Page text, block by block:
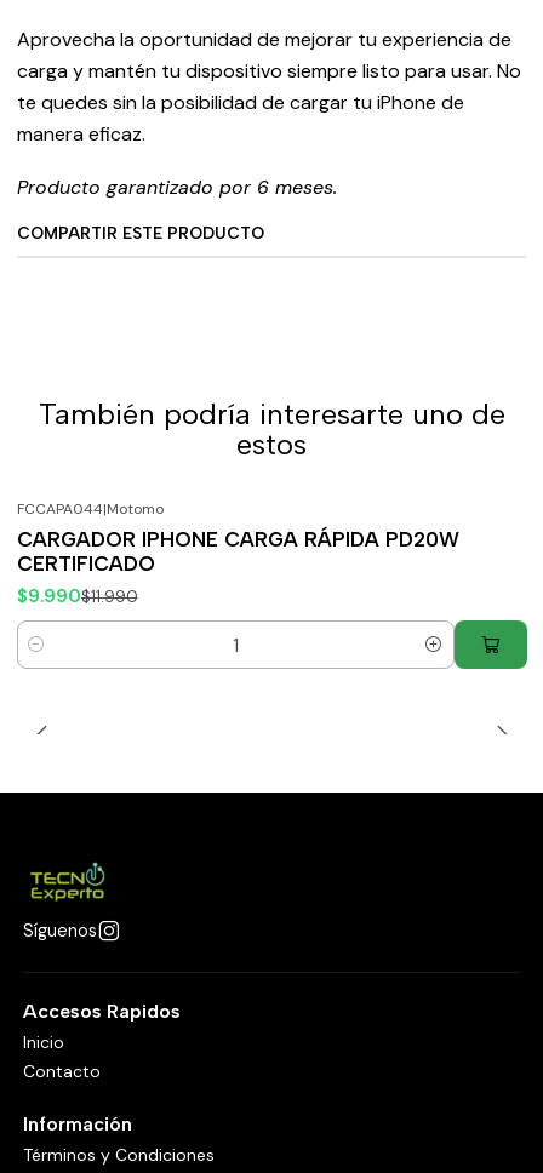
Aprovecha la oportunidad de mejorar tu experiencia de
carga y mantén tu dispositivo siempre listo para usar. No
te quedes sin la posibilidad de cargar tu iPhone de
manera eficaz.
Producto garantizado por 6 meses.
COMPARTIR ESTE PRODUCTO
También podría interesarte uno de
estos
FCCAPA044|Motomo
CARGADOR IPHONE CARGA RÁPIDA PD20W
CERTIFICADO
$9.990$11.990
Cantidad
Síguenos
Accesos Rapidos
Inicio
Contacto
Información
Términos y Condiciones